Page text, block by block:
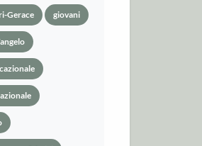
Gerace giovani